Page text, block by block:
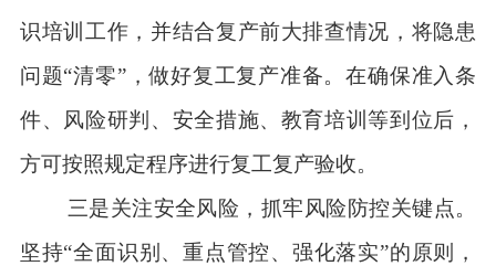
识培训工作，并结合复产前大排查情况，将隐患
问题“清零”，做好复工复产准备。在确保准入条
件、风险研判、安全措施、教育培训等到位后，
方可按照规定程序进行复工复产验收。
三是关注安全风险，抓牢风险防控关键点。
坚持“全面识别、重点管控、强化落实”的原则，